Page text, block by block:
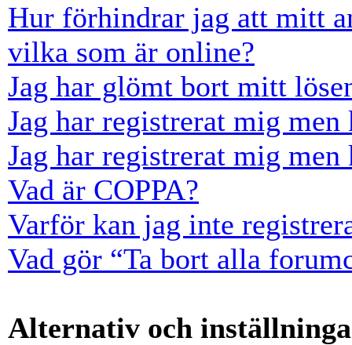
Hur förhindrar jag att mitt
vilka som är online?
Jag har glömt bort mitt
Jag har registrerat mig
Jag har registrerat mig
Vad är COPPA?
Varför kan jag inte
Vad gör “Ta bort alla
Alternativ och